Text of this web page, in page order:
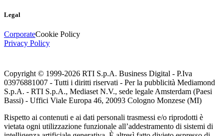
Legal
CorporateCookie Policy
Privacy Policy
Copyright © 1999-2026 RTI S.p.A. Business Digital - P.Iva
03976881007 - Tutti i diritti riservati - Per la pubblicità Mediamond
S.p.A. - RTI S.p.A., Mediaset N.V., sede legale Amsterdam (Paesi
Bassi) - Uffici Viale Europa 46, 20093 Cologno Monzese (MI)
Rispetto ai contenuti e ai dati personali trasmessi e/o riprodotti è
vietata ogni utilizzazione funzionale all’addestramento di sistemi di